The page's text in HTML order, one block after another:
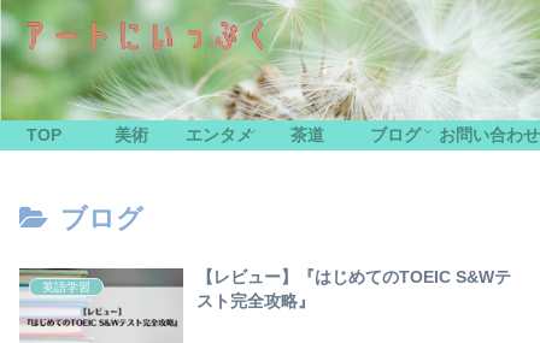
TOP 美術 エンタメ 茶道 ブログ お問い合わせ
ブログ
英語学習
【レビュー】『はじめてのTOEIC S&Wテ
スト完全攻略』